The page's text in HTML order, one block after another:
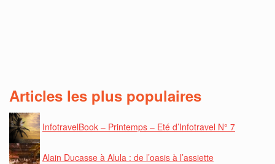
Articles les plus populaires
InfotravelBook – Printemps – Eté d’Infotravel N° 7
Alain Ducasse à Alula : de l’oasis à l’assiette